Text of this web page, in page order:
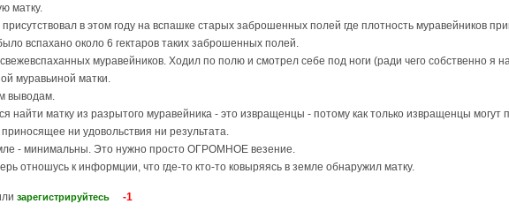
матку.
присутствовал в этом году на вспашке старых заброшенных полей где плотность муравейников
вспахано около 6 гектаров таких заброшенных полей.
муравейников. Ходил по полю и смотрел себе под ноги (ради чего собственно я
муравьиной матки.
выводам.
найти матку из разрытого муравейника - это извращенцы - потому как только извращенцы могут
ни удовольствия ни результата.
- минимальны. Это нужно просто ОГРОМНОЕ везение.
отношусь к информции, что где-то кто-то ковыряясь в земле обнаружил матку.
зарегистрируйтесь -1